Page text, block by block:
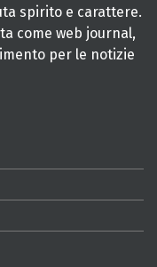
spirito e carattere.
come web journal,
per le notizie